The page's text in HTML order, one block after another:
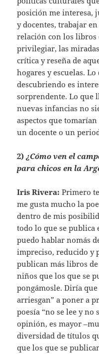
posición me interesa,
y docentes, trabajar
relación con los libros
privilegiar, las
crítica y reseña de
hogares y escuelas.
descubriendo es
sorprendente. Lo que
nuevas infancias no
aspectos que
un docente o un
2)¿Cómo ven el
para chicos en la
Iris Rivera: Primero
me gusta mucho la
dentro de mis
todo lo que se publica
puedo hablar nomás
impreciso, reducido y
publican más libros
niños que los que se
pongámosle. Diría
arriesgan” a poner a
poesía “no se lee y no
opinión, es mayor
diversidad de títulos
que los que se